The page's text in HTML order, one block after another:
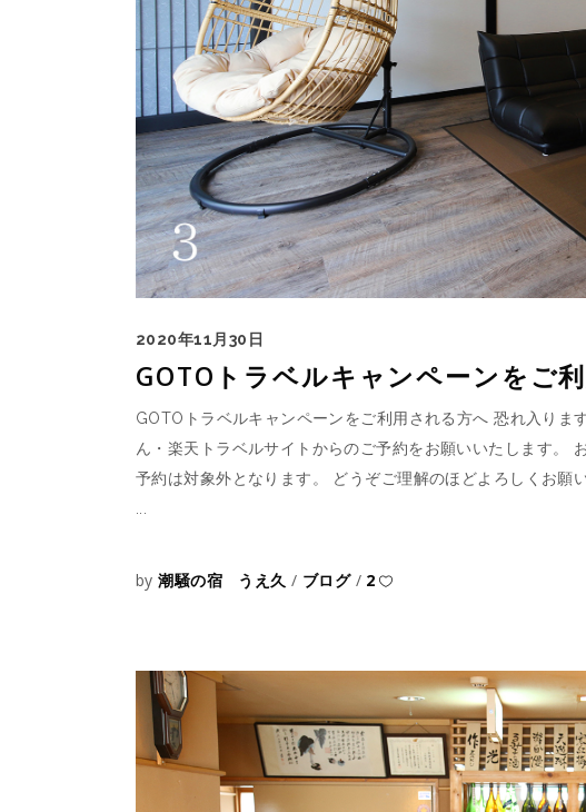
2020年11月30日
GOTOトラベルキャンペーンをご
GOTOトラベルキャンペーンをご利用される方へ 恐れ入りま
ん・楽天トラベルサイトからのご予約をお願いいたします。
予約は対象外となります。 どうぞご理解のほどよろしくお願
by潮騒の宿 うえ久 ブログ 2